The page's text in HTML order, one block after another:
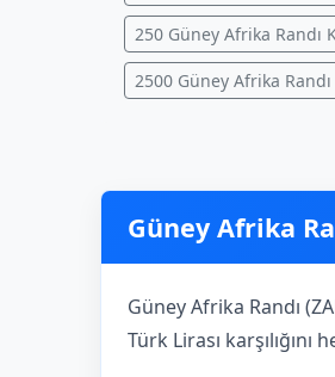
250 Güney Afrika Randı
2500 Güney Afrika Randı
Güney Afrika
Güney Afrika Randı
Türk Lirası